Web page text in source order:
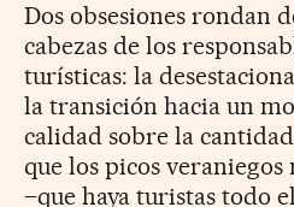
Dos obsesiones rondan
cabezas de los
turísticas: la
la transición hacia un
calidad sobre la
que los picos veraniegos
–que haya turistas todo